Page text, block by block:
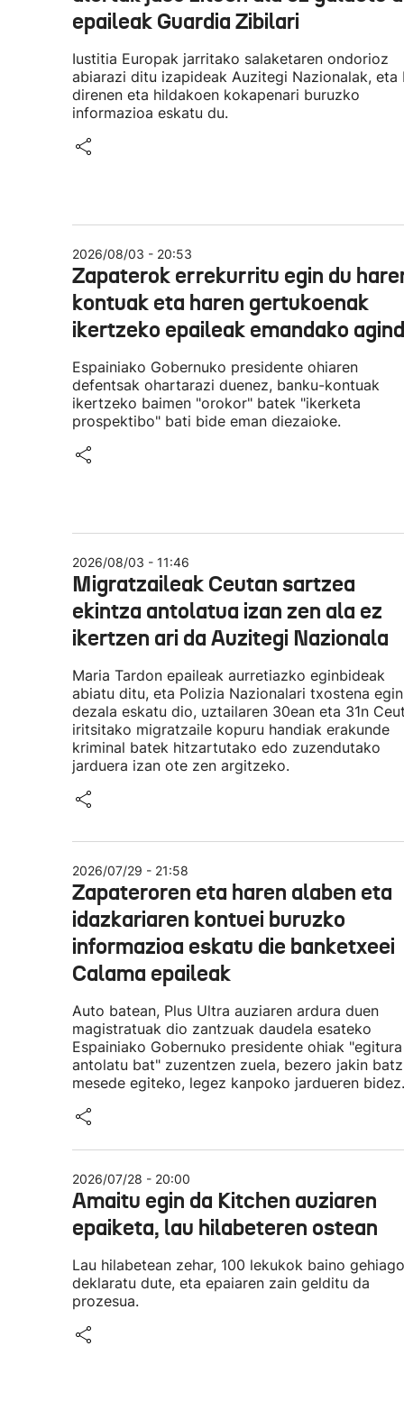
epaileak Guardia Zibilari
Iustitia Europak jarritako salaketaren ondorioz
abiarazi ditu izapideak Auzitegi Nazionalak, eta
direnen eta hildakoen kokapenari buruzko
informazioa eskatu du.
2026/08/03 - 20:53
Zapaterok errekurritu egin du
kontuak eta haren gertukoenak
ikertzeko epaileak emandako
Espainiako Gobernuko presidente ohiaren
defentsak ohartarazi duenez, banku-kontuak
ikertzeko baimen "orokor" batek "ikerketa
prospektibo" bati bide eman diezaioke.
2026/08/03 - 11:46
Migratzaileak Ceutan sartzea
ekintza antolatua izan zen ala ez
ikertzen ari da Auzitegi Nazionala
Maria Tardon epaileak aurretiazko eginbideak
abiatu ditu, eta Polizia Nazionalari txostena egin
dezala eskatu dio, uztailaren 30ean eta 31n
iritsitako migratzaile kopuru handiak erakunde
kriminal batek hitzartutako edo zuzendutako
jarduera izan ote zen argitzeko.
2026/07/29 - 21:58
Zapateroren eta haren alaben eta
idazkariaren kontuei buruzko
informazioa eskatu die banketxeei
Calama epaileak
Auto batean, Plus Ultra auziaren ardura duen
magistratuak dio zantzuak daudela esateko
Espainiako Gobernuko presidente ohiak "egitura
antolatu bat" zuzentzen zuela, bezero jakin
mesede egiteko, legez kanpoko jardueren
2026/07/28 - 20:00
Amaitu egin da Kitchen auziaren
epaiketa, lau hilabeteren ostean
Lau hilabetean zehar, 100 lekukok baino
deklaratu dute, eta epaiaren zain gelditu da
prozesua.